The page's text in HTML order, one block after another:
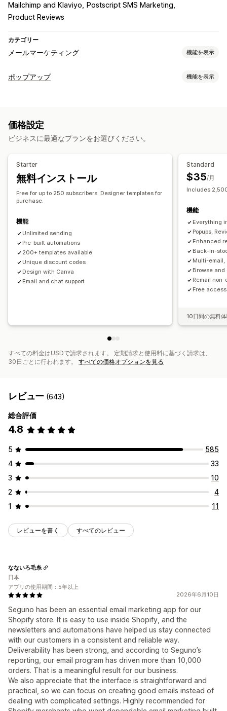
Mailchimp and Klaviyo
Postscript SMS Marketing
Product Reviews
カテゴリー
メールマーケティング 機能を表示
キャンペーンタイプ
チェックアウトメール
ウェルカムメール
フォローアップメール
値下げ通知メール
ドリップキャンペーン
カスタムキャンペーン
キャンペーン管理
カスタムコード
一括編集
メールアドレスの収集リスト
トリガーとルール オートメーション
ジオロケーション セグメンテーション
レポート インサイトとヒント
ポップアップ 機能を表示
カートポップアップ
カウントダウンタイマー ニュースレター フォーム
カスタムポップアップ
ポップアップ管理
編集ツール
ローカライズ
キャンペーン
トリガーとルール
ジオロケーション セグメンテーション
レポート
分析
追跡
価格設定
ビジネスに最適なプランをお選びください。
Starter
無料インストール
Free for up to 250 subscribers. Designer templates for
purchase.
機能
Unlimited sending
Pre-built automations
200+ templates available
Unique discount codes
Design with Canva
Email and chat support
Standard
$35/月
Includes
機能
Everything
Popups,
Enhanced
Back-in-
Multi-email,
Browse
Remail non-
Free
10日間の無料
すべての料金はUSDで請求されます。 定期請求と使用料に基づく請求は、
30日ごとに行われます。 すべての価格オプションを見る
レビュー (643)
総合評価
4.8
5
585
4
33
3
10
2
4
1
11
レビューを書く すべてのレビュー
2026年6月10日
Seguno has been an essential email marketing app for our
Shopify store. It is easy to use inside Shopify, and the
newsletters and automations have helped us stay connected
with our customers in a consistent and reliable way.
Deliverability has been strong, and according to Seguno’s
reporting, our email program has driven more than 10,000
orders. That is a meaningful result for our business.
We also appreciate that the interface is straightforward and
practical, so we can focus on creating good emails instead of
dealing with complicated settings. Highly recommended for
なないろ毛糸
日本
アプリの使用期間：5年以上